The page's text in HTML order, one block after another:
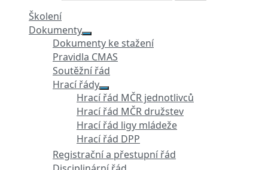
Školení
Dokumenty
Dokumenty ke stažení
Pravidla CMAS
Soutěžní řád
Hrací řády
Hrací řád MČR jednotlivců
Hrací řád MČR družstev
Hrací řád ligy mládeže
Hrací řád DPP
Registrační a přestupní řád